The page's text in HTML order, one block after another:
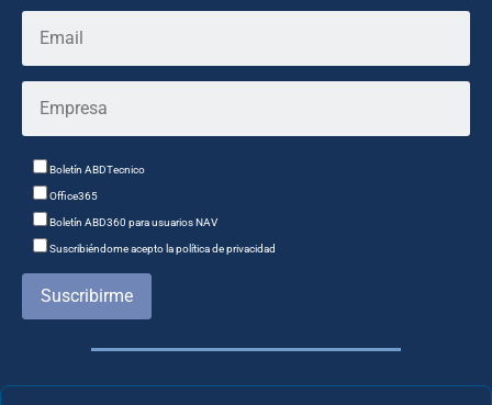
Boletín ABDTecnico
Office365
Boletín ABD360 para usuarios NAV
Suscribiéndome acepto la política de privacidad
Suscribirme